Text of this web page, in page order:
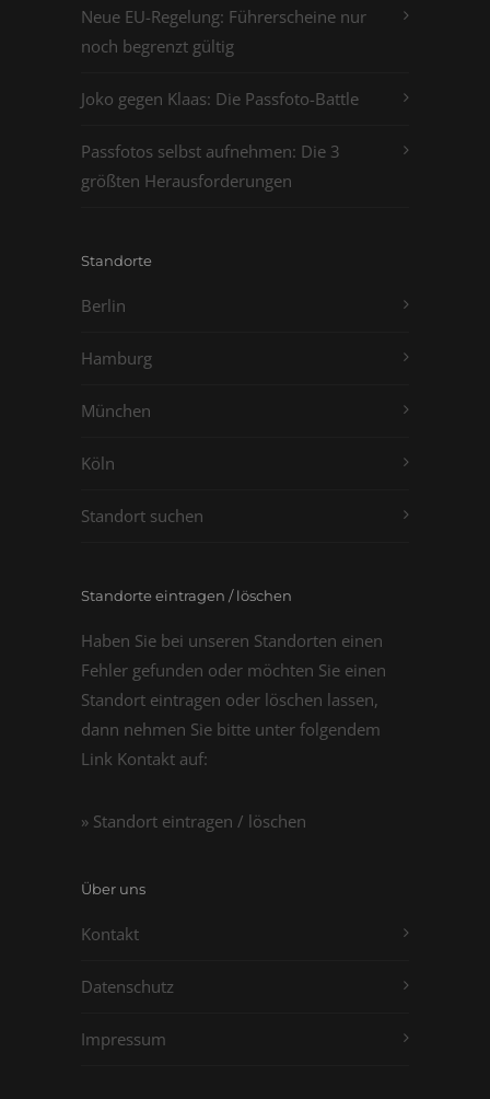
Neue EU-Regelung: Führerscheine nur
noch begrenzt gültig
Joko gegen Klaas: Die Passfoto-Battle
Passfotos selbst aufnehmen: Die 3
größten Herausforderungen
Standorte
Berlin
Hamburg
München
Köln
Standort suchen
Standorte eintragen / löschen
Haben Sie bei unseren Standorten einen
Fehler gefunden oder möchten Sie einen
Standort eintragen oder löschen lassen,
dann nehmen Sie bitte unter folgendem
Link Kontakt auf:
» Standort eintragen / löschen
Über uns
Kontakt
Datenschutz
Impressum